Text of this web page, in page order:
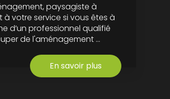
paysagiste à
à votre service si vous êtes à
d’un professionnel qualifié
de l'aménagement ...
En savoir plus